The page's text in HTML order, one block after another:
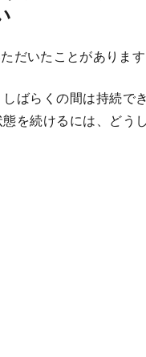
だいたことがあります
ばらくの間は持続
を続けるには、どう